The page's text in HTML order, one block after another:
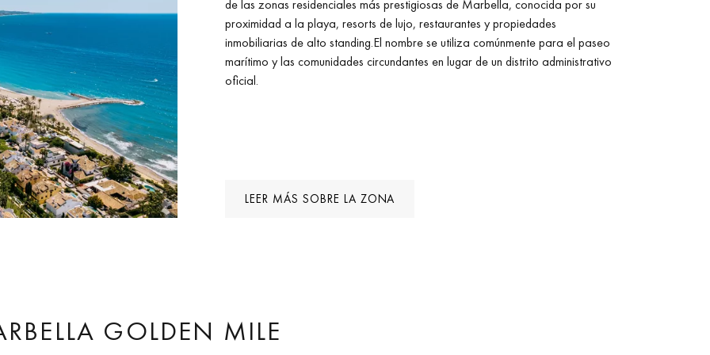
de las zonas residenciales más prestigiosas de Marbella, conocida por su
proximidad a la playa, resorts de lujo, restaurantes y propiedades
inmobiliarias de alto standing.El nombre se utiliza comúnmente para el paseo
marítimo y las comunidades circundantes en lugar de un distrito administrativo
oficial.
LEER MÁS SOBRE LA ZONA
GOLDEN MILE